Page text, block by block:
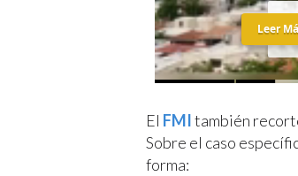
Leer
El FMItambién
Sobre el caso
forma: